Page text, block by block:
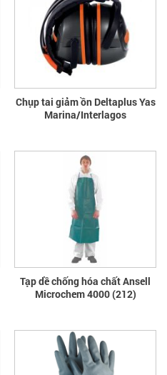
Chụp tai giảm ồn Deltaplus Yas
Marina/Interlagos
Tạp dề chống hóa chất Ansell
Microchem 4000 (212)